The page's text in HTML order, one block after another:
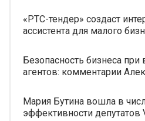
«РТС-тендер» создаст
ассистента для малого
Безопасность бизнеса
агентов: комментарии
Мария Бутина вошла в
эффективности депутатов